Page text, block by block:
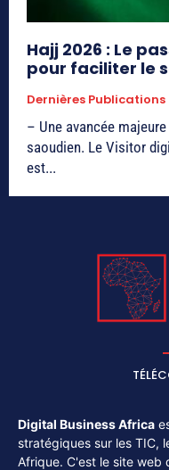
Hajj 2026 : Le
pour faciliter le
Dernières Publications
– Une avancée
saoudien. Le Visitor
est...
Digital Business Africa
stratégiques sur les TIC,
Afrique. C'est le site web